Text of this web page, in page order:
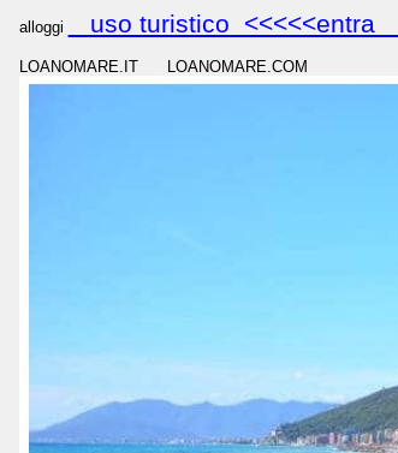
alloggi uso turistico <<<<<entra
LOANOMARE.IT LOANOMARE.COM